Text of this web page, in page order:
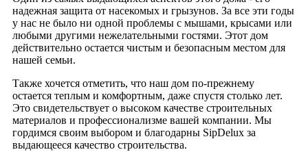
надежная защита от насекомых и грызунов. За все эти годы
у нас не было ни одной проблемы с мышами, крысами или
любыми другими нежелательными гостями. Этот дом
действительно остается чистым и безопасным местом для
нашей семьи.
Также хочется отметить, что наш дом по-прежнему
остается теплым и комфортным, даже спустя столько лет.
Это свидетельствует о высоком качестве строительных
материалов и профессионализме вашей компании. Мы
гордимся своим выбором и благодарны SipDelux за
выдающееся качество строительства.